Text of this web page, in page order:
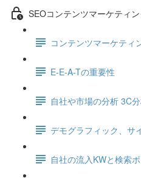
SEOコンテンツマーケティ
コンテンツマーケティ
E-E-A-Tの重要性
自社や市場の分析 3C
デモグラフィック、サ
自社の流入KWと検索